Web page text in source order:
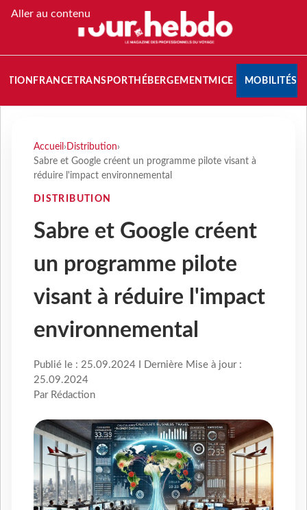
Aller au contenu
FRANCETRANSPORT HÉBERGEMENTMICE MOBILITÉS
Accueil › Distribution›
Sabre et Google créent un programme pilote visant à
réduire l'impact environnemental
DISTRIBUTION
Sabre et Google créent
un programme pilote
visant à réduire l'impact
environnemental
Publié le : 25.09.2024 I Dernière Mise à jour :
25.09.2024
Par Rédaction